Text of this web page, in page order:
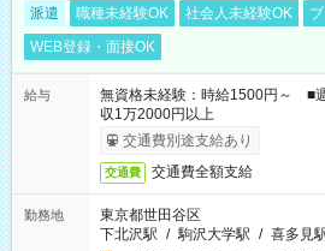
派遣 職種未経験OK 社会人未経験OK
WEB登録・面接OK
給与
無資格未経験：時給1500円～
収1万2000円以上
交通費別途支給あり
交通費 交通費全額支給
勤務地
東京都世田谷区
下北沢駅 / 駒沢大学駅 / 喜多見